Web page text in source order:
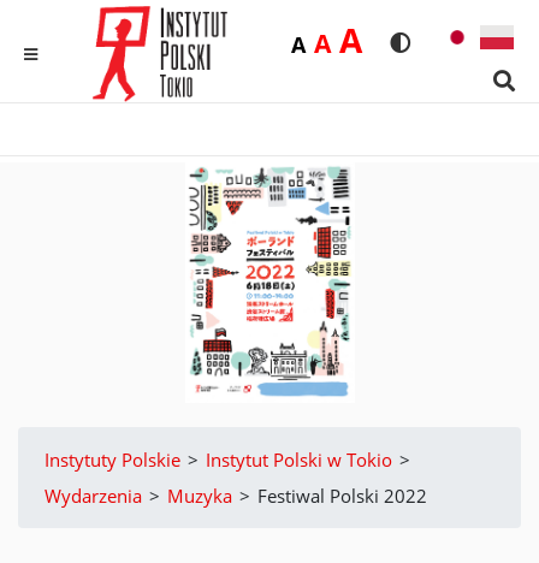
Rozmiar
ADomyślna
AŚrednia
ADużaWersja
Instytuty Polskie > Instytut Polski w Tokio >
Wydarzenia > Muzyka > Festiwal Polski 2022